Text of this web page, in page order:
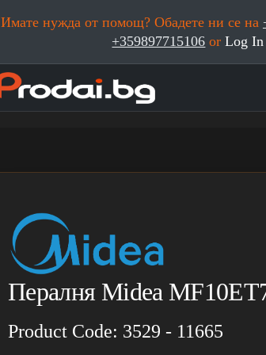
Имате нужда от помощ? Обадете ни се на
+359897715106 orLog In
Пералня Midea
Product Code: 3529 - 11665